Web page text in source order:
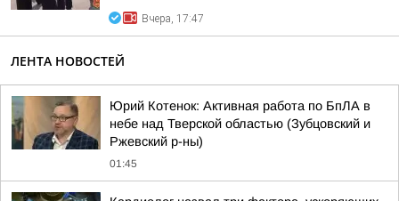
Вчера, 17:47
ЛЕНТА НОВОСТЕЙ
Юрий Котенок: Активная работа по БпЛА в
небе над Тверской областью (Зубцовский и
Ржевский р-ны)
01:45